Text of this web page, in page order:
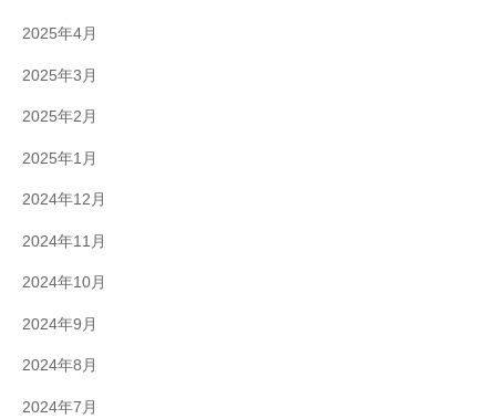
2025年4月
2025年3月
2025年2月
2025年1月
2024年12月
2024年11月
2024年10月
2024年9月
2024年8月
2024年7月